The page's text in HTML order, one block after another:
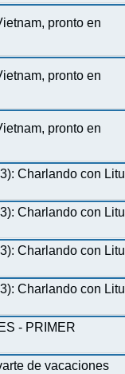
pronto en
pronto en
pronto en
Charlando con
Charlando con
Charlando con
Charlando con
- PRIMER
de vacaciones